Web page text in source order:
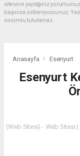
sitesine yaptığınız
başınıza üstleniyorsunuz.
sorumlu tutulamaz.
Anasayfa Esenyurt
Esenyurt
(Web Sitesi) - Web Sitesi |